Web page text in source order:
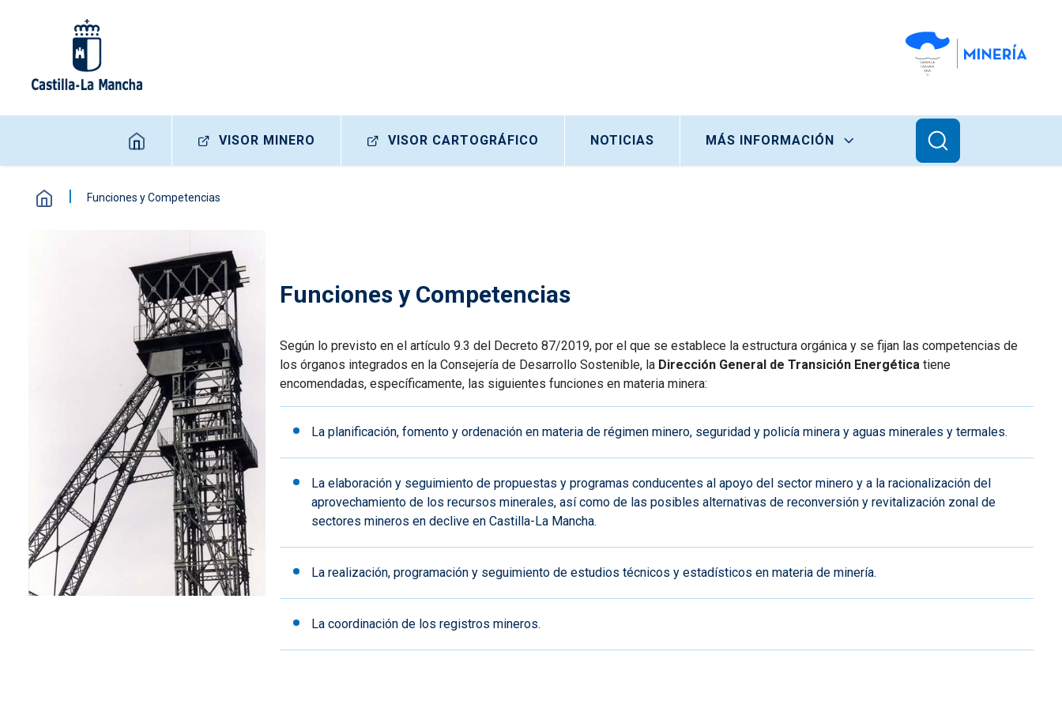
Navegación principal
VISOR MINERO VISOR CARTOGRÁFICO NOTICIAS MÁS INFORMACIÓN
Funciones y Competencias
Funciones y Competencias
Según lo previsto en el artículo 9.3 del Decreto 87/2019, por el que se establece la estructura orgánica y se fijan las competencias de
los órganos integrados en la Consejería de Desarrollo Sostenible, la Dirección General de Transición Energética tiene
encomendadas, específicamente, las siguientes funciones en materia minera:
La planificación, fomento y ordenación en materia de régimen minero, seguridad y policía minera y aguas minerales y termales.
La elaboración y seguimiento de propuestas y programas conducentes al apoyo del sector minero y a la racionalización del
aprovechamiento de los recursos minerales, así como de las posibles alternativas de reconversión y revitalización zonal de
sectores mineros en declive en Castilla-La Mancha.
La realización, programación y seguimiento de estudios técnicos y estadísticos en materia de minería.
La coordinación de los registros mineros.